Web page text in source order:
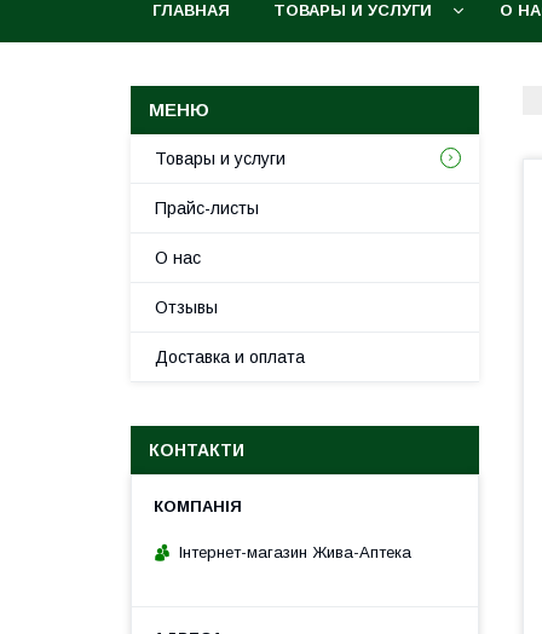
ГЛАВНАЯ ТОВАРЫ И УСЛУГИ О
Товары и услуги
Прайс-листы
О нас
Отзывы
Доставка и оплата
КОНТАКТИ
Інтернет-магазин Жива-Аптека